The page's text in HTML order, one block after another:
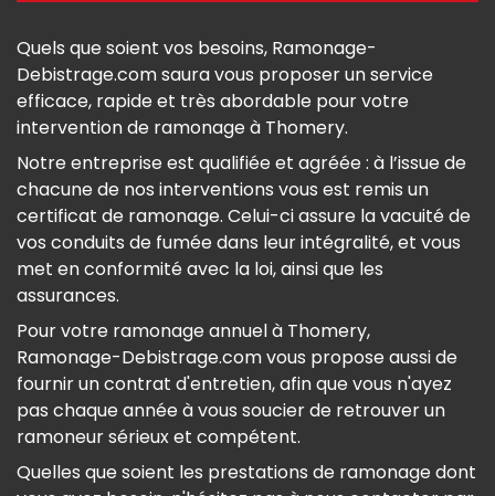
Quels que soient vos besoins, Ramonage-
Debistrage.com saura vous proposer un service
efficace, rapide et très abordable pour votre
intervention de ramonage à Thomery.
Notre entreprise est qualifiée et agréée : à l’issue de
chacune de nos interventions vous est remis un
certificat de ramonage. Celui-ci assure la vacuité de
vos conduits de fumée dans leur intégralité, et vous
met en conformité avec la loi, ainsi que les
assurances.
Pour votre ramonage annuel à Thomery,
Ramonage-Debistrage.com vous propose aussi de
fournir un contrat d'entretien, afin que vous n'ayez
pas chaque année à vous soucier de retrouver un
ramoneur sérieux et compétent.
Quelles que soient les prestations de ramonage dont